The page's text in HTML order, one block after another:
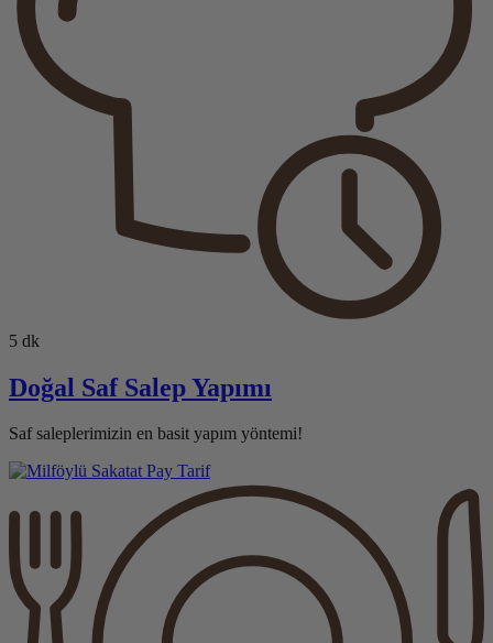
5 dk
Doğal Saf Salep Yapımı
Saf saleplerimizin en basit yapım yöntemi!
Tarif